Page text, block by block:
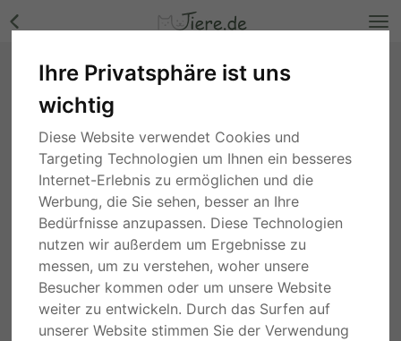
Ihre Privatsphäre ist uns
wichtig
Diese Website verwendet Cookies und
Targeting Technologien um Ihnen ein besseres
Internet-Erlebnis zu ermöglichen und die
Werbung, die Sie sehen, besser an Ihre
Bedürfnisse anzupassen. Diese Technologien
nutzen wir außerdem um Ergebnisse zu
messen, um zu verstehen, woher unsere
Besucher kommen oder um unsere Website
weiter zu entwickeln. Durch das Surfen auf
unserer Website stimmen Sie der Verwendung
Lena hübsche Mix Hündin sucht euín Zuhause,
Mischling - Hündin Bilder
Saarland , vor 10 Monaten